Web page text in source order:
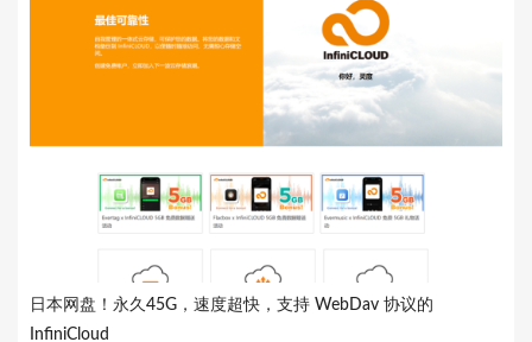
日本网盘！永久45G，速度超快，支持 WebDav 协议的
InfiniCloud